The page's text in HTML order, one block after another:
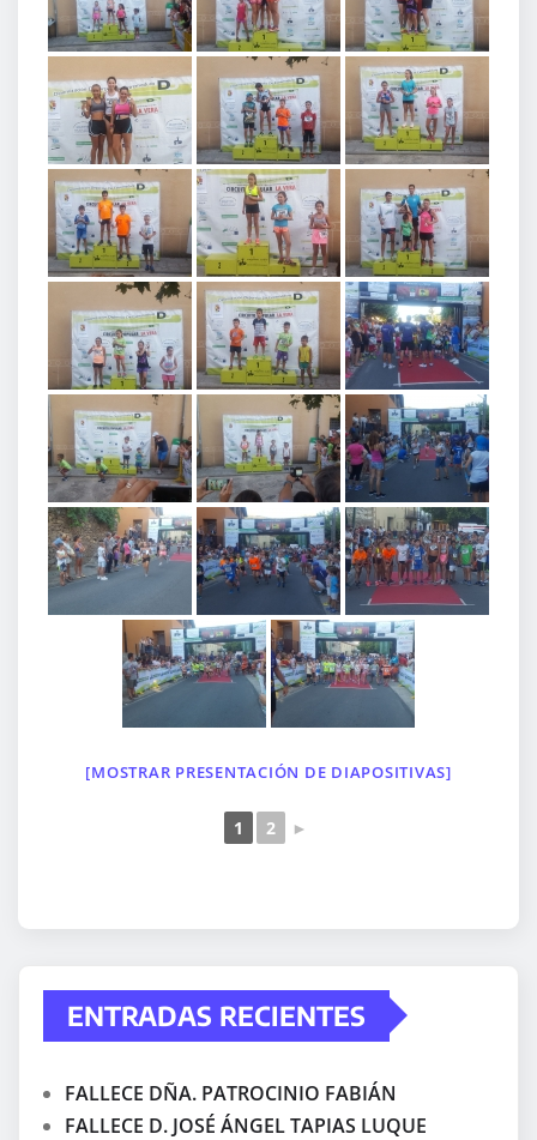
[MOSTRAR PRESENTACIÓN DE DIAPOSITIVAS]
1 2 ►
ENTRADAS RECIENTES
FALLECE DÑA. PATROCINIO FABIÁN
FALLECE D. JOSÉ ÁNGEL TAPIAS LUQUE